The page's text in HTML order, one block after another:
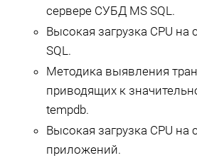
сервере СУБД MS SQL.
Высокая загрузка CPU
SQL.
Методика выявления
приводящих к
tempdb.
Высокая загрузка CPU на
приложений.